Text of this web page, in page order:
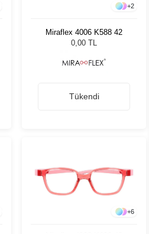
+2
Miraflex 4006 K588 42
0,00 TL
Tükendi
+6